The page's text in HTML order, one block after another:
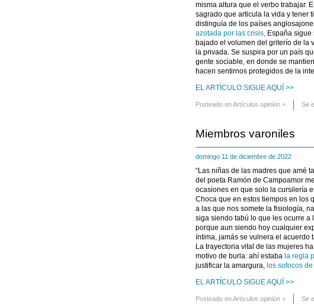
misma altura que el verbo trabajar.
sagrado que articula la vida y tener
distinguía de los países
azotada por las crisis, España
bajado el volumen del griterío de la
la privada. Se suspira por un país
gente sociable, en donde se
hacen sentirnos protegidos de la
EL ARTÍCULO SIGUE AQUÍ >>
Posteado enArtículos opinión > Se
Miembros varoniles
domingo 11 de diciembre de 2022
“Las niñas de las madres que amé
del poeta Ramón de Campoamor
ocasiones en que solo la cursilería
Choca que en estos tiempos en los
a las que nos somete la fisiología,
siga siendo tabú lo que les ocurre
porque aun siendo hoy cualquier
íntima, jamás se vulnera el acuerdo
La trayectoria vital de las mujeres
motivo de burla: ahí estaba la regla
justificar la amargura, los sofocos
EL ARTÍCULO SIGUE AQUÍ >>
Posteado enArtículos opinión > Se